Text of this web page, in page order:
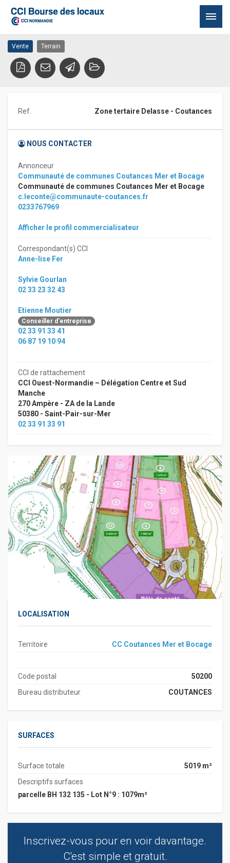
contenu
Vente 1 parcelle
50200 COUTANCES
Vente Terrain
Ref. Zone tertaire Delasse - Coutances
NOUS CONTACTER
Annonceur
Communauté de communes Coutances Mer et Bocage
Communauté de communes Coutances Mer et Bocage
c.leconte@communaute-coutances.fr
0233767969
Afficher le profil commercialisateur
Correspondant(s) CCI
Anne-lise Fer
Sylvie Gourlan
02 33 23 32 43
Etienne Moutier
Conseiller d'entreprise
02 33 91 33 41
06 87 19 10 94
CCI de rattachement
CCI Ouest-Normandie – Délégation Centre et Sud
Manche
270 Ampère - ZA de la Lande
50380 - Saint-Pair-sur-Mer
02 33 91 33 91
LOCALISATION
Territoire CC Coutances Mer et Bocage
Code postal
50200
Bureau distributeur
COUTANCES
SURFACES
Surface totale
5019 m²
Descriptifs surfaces
parcelle BH 132 135 - Lot N°9 : 1079m²
Inscrivez-vous pour en voir davantage.
C'est simple et gratuit.